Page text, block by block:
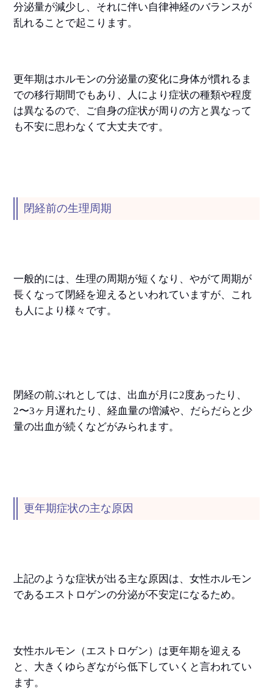
分泌量が減少し、それに伴い自律神経のバランスが
乱れることで起こります。
更年期はホルモンの分泌量の変化に身体が慣れるま
での移行期間でもあり、
人により症状の種類や程度
は異なるので、ご自身の症状が周りの方と異なって
も不安に思わなくて大丈夫です。
閉経前の生理周期
一般的には、生理の周期が短くなり、やがて周期が
長くなって閉経を迎えるといわれていますが、これ
も人により様々です。
閉経の前ぶれとしては、出血が月に2度あったり、
2〜3ヶ月遅れたり、経血量の増減や、だらだらと少
量の出血が続くなどがみられます。
更年期症状の主な原因
上記のような症状が出る主な原因は、女性ホルモン
であるエストロゲンの分泌が不安定になるため。
女性ホルモン（エストロゲン）は更年期を迎える
と、大きくゆらぎながら低下していくと言われてい
ます。